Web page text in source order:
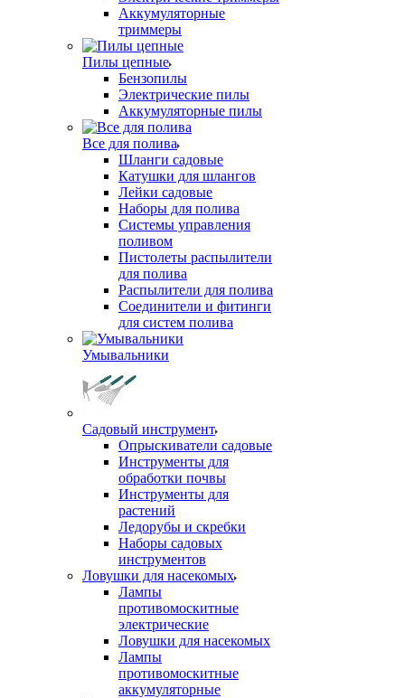
Аккумуляторные
триммеры
Пилы цепные
Бензопилы
Электрические пилы
Аккумуляторные пилы
Все для полива
Шланги садовые
Катушки для шлангов
Лейки садовые
Наборы для полива
Системы управления
поливом
Пистолеты распылители
для полива
Распылители для полива
Соединители и фитинги
для систем полива
Умывальники
Садовый инструмент
Опрыскиватели садовые
Инструменты для
обработки почвы
Инструменты для
растений
Ледорубы и скребки
Наборы садовых
инструментов
Ловушки для насекомых
Лампы
противомоскитные
электрические
Ловушки для насекомых
Лампы
противомоскитные
аккумуляторные